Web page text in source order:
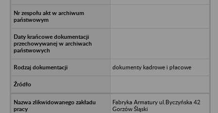
dokumenty kadrowe i płacowe
Fabryka Armatury ul.Byczyńska 42
Gorzów Śląski